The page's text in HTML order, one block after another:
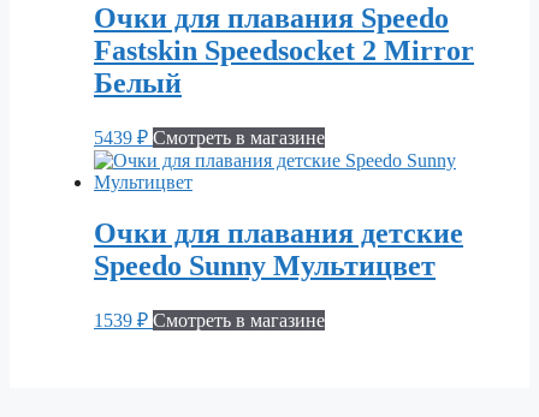
Очки для плавания Speedo
Fastskin Speedsocket 2 Mirror
Белый
5439 ₽ Смотреть в магазине
Очки для плавания детские
Speedo Sunny Мультицвет
1539 ₽ Смотреть в магазине